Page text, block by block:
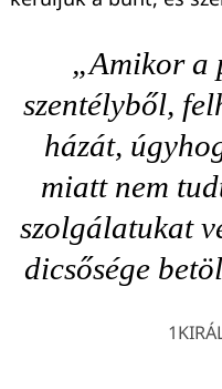
„Amikor a
szentélyből,
házát,
miatt nem
szolgálatukat
dicsősége